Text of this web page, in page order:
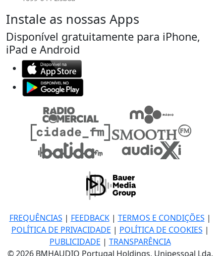
Instale as nossas Apps
Disponível gratuitamente para iPhone,
iPad e Android
FREQUÊNCIAS | FEEDBACK| TERMOS E CONDIÇÕES |
POLÍTICA DE PRIVACIDADE | POLÍTICA DE COOKIES |
PUBLICIDADE | TRANSPARÊNCIA
© 2026 BMHAUDIO Portugal Holdings, Unipessoal Lda.